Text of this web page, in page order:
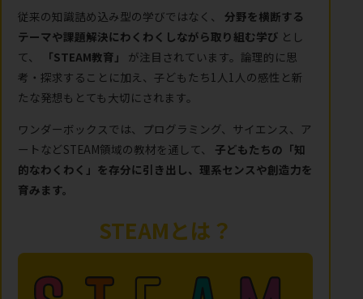
STEAMとは？
従来の知識詰め込み型の学びではなく、 分野を横断する
テーマや課題解決にわくわくしながら取り組む学び とし
て、
「STEAM教育」
が注目されています。論理的に思
考・探求することに加え、子どもたち1人1人の感性と新
たな発想もとても大切にされます。
ワンダーボックスでは、プログラミング、サイエンス、ア
ートなどSTEAM領域の教材を通して、 子どもたちの「知
的なわくわく」を存分に引き出し、理系センスや創造力を
育みます。